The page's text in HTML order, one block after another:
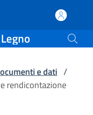
e dati /
rendicontazione